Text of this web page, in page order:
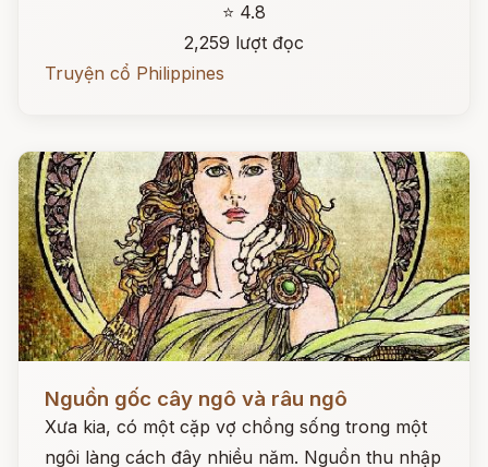
⭐ 4.8
2,259 lượt đọc
Truyện cổ Philippines
Đọc ngay
Nguồn gốc cây ngô và râu ngô
Xưa kia, có một cặp vợ chồng sống trong một
ngôi làng cách đây nhiều năm. Nguồn thu nhập